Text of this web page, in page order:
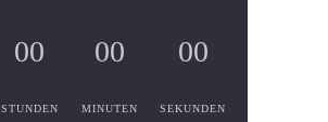
00
STUNDEN
00
MINUTEN
00
SEKUNDEN